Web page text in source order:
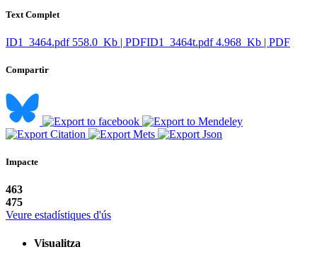
Text Complet
ID1_3464.pdf 558.0 Kb | PDFID1_3464t.pdf 4.968 Kb | PDF
Compartir
Impacte
463
475
Veure estadístiques d'ús
Visualitza